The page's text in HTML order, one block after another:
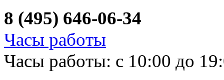
8 (495) 646-06-34
Часы работы
Часы работы: с 10:00 до